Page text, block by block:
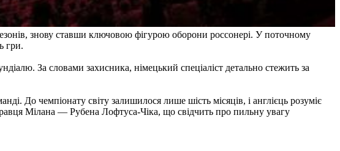
знову ставши ключовою фігурою оборони россонері. У поточному
гри.
За словами захисника, німецький спеціаліст детально стежить за
До чемпіонату світу залишилося лише шість місяців, і англієць розуміє
Мілана — Рубена Лофтуса-Чіка, що свідчить про пильну увагу